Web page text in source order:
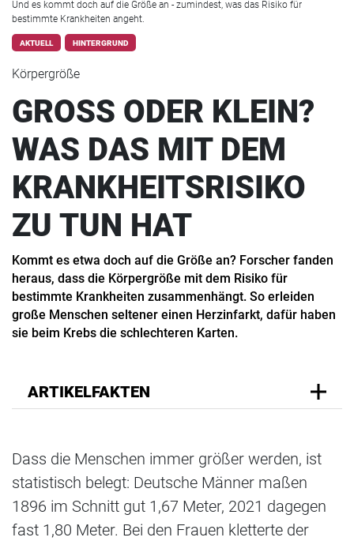
Und es kommt doch auf die Größe an - zumindest, was das Risiko für
bestimmte Krankheiten angeht.
AKTUELL HINTERGRUND
Körpergröße
GROSS ODER KLEIN?
WAS DAS MIT DEM
KRANKHEITSRISIKO
ZU TUN HAT
Kommt es etwa doch auf die Größe an? Forscher fanden
heraus, dass die Körpergröße mit dem Risiko für
bestimmte Krankheiten zusammenhängt. So erleiden
große Menschen seltener einen Herzinfarkt, dafür haben
sie beim Krebs die schlechteren Karten.
ARTIKELFAKTEN
Dass die Menschen immer größer werden, ist
statistisch belegt: Deutsche Männer maßen
1896 im Schnitt gut 1,67 Meter, 2021 dagegen
fast 1,80 Meter. Bei den Frauen kletterte der